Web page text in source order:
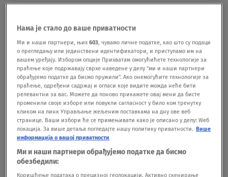
nastavlja redovne aktivnosti i da rafinerijska
prerada iznosi oko 10.000 tona mesečno.
Prema njenim rečima, Djukoj je potvrdio da će NIS
zatražiti i novo produženje operativne licence
koja ističe 16. juna.
Pročitajte još...
Нама је стало до ваше приватности
Ми и наши партнери, њих603, чувамо личне податке, као што су подаци
о прегледању или јединствени идентификатори, и приступамо им на
вашем уређају. Избором опције Прихватам омогућићете технологије за
праћење које подржавају сврхе наведене у делу "ми и наши партнери
обрађујемо податке да бисмо пружили". Ако онемогућите технологије за
праћење, одређени садржај и огласи које видите можда неће бити
релевантни за вас. Можете да поново прикажете овај мени да бисте
променили своје изборе или повукли сагласност у било ком тренутку
кликом на линк Управљање жељеним поставкама на дну ове веб
странице. Ваши избори ће се примењивати како је описано у делу: Wеб
локација. За више детаља погледајте нашу политику приватности. Више
информација о вашој приватности
Ми и наши партнери обрађујемо податке да бисмо
обезбедили:
Коришћење података о прецизној геолокацији. Активно скенирање